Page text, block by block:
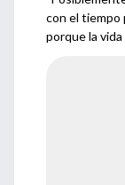
con el tiempo
porque la